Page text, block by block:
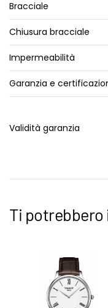
Bracciale
Chiusura bracciale
Impermeabilità
Garanzia e
Validità garanzia
Ti